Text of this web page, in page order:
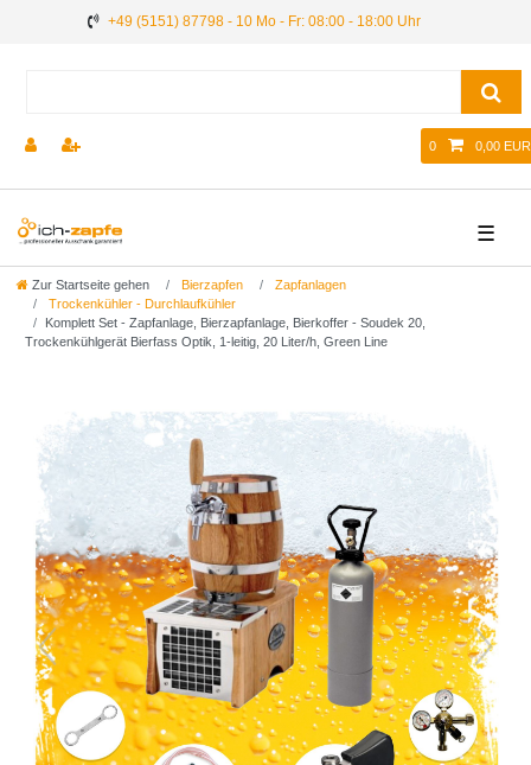
+49 (5151) 87798 - 10 Mo - Fr: 08:00 - 18:00 Uhr
0 0,00 EUR
☰
Zur Startseite gehen Bierzapfen
Zapfanlagen
Trockenkühler - Durchlaufkühler
Komplett Set - Zapfanlage, Bierzapfanlage, Bierkoffer - Soudek 20,
Trockenkühlgerät Bierfass Optik, 1-leitig, 20 Liter/h, Green Line